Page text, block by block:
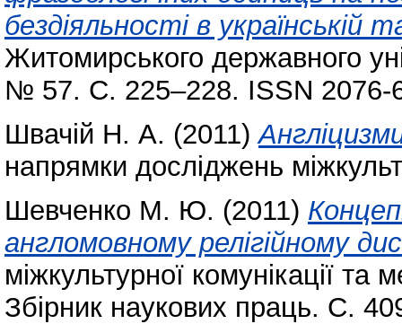
бездіяльності в українській
Житомирського державного
№ 57. С. 225–228. ISSN 2076-
Швачій Н. А. (2011)
напрямки досліджень
Шевченко М. Ю. (2011)
англомовному релігійному
міжкультурної комунікації
Збірник наукових праць. С.